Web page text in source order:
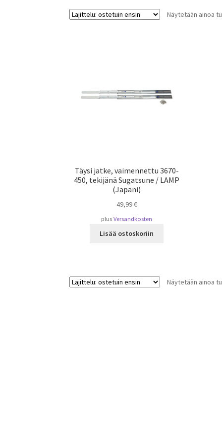
Näytetään ainoa
Täysi jatke, vaimennettu 3670-
450, tekijänä Sugatsune / LAMP
(Japani)
49,99€
plusVersandkosten
Lisää ostoskoriin
Näytetään ainoa